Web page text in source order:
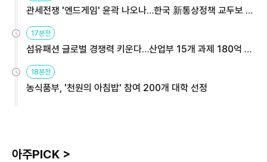
관세전쟁 '엔드게임' 윤곽 나오나…한국 新통상정책 교두보 활
용해야
17분전
섬유패션 글로벌 경쟁력 키운다…산업부 15개 과제 180억 지
원
18분전
농식품부, '천원의 아침밥' 참여 200개 대학 선정
아주PICK >